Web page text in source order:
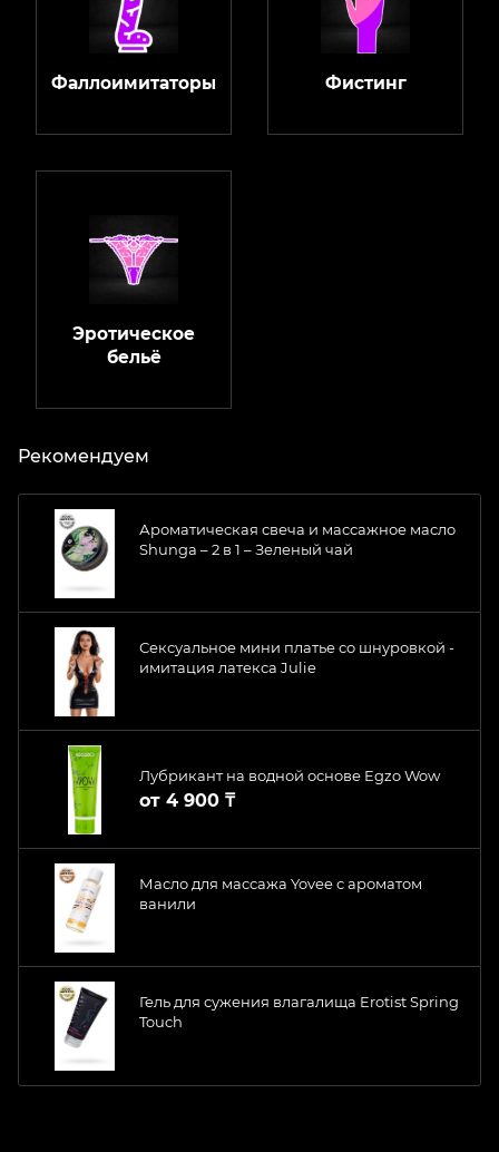
Фаллоимитаторы Фистинг
Эротическое
бельё
Рекомендуем
Ароматическая свеча и массажное масло
Shunga – 2 в 1 – Зеленый чай
Сексуальное мини платье со шнуровкой -
имитация латекса Julie
Лубрикант на водной основе Egzo Wow
от 4 900 ₸
Масло для массажа Yovee с ароматом
ванили
Гель для сужения влагалища Erotist Spring
Touch